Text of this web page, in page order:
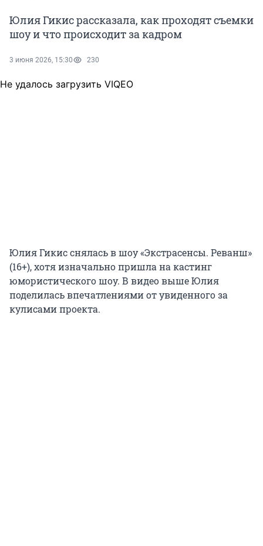
Юлия Гикис рассказала, как проходят съемки
шоу и что происходит за кадром
3 июня 2026, 15:30 230
Не удалось загрузить VIQEO
Юлия Гикис снялась в шоу «Экстрасенсы. Реванш»
(16+), хотя изначально пришла на кастинг
юмористического шоу. В видео выше Юлия
поделилась впечатлениями от увиденного за
кулисами проекта.